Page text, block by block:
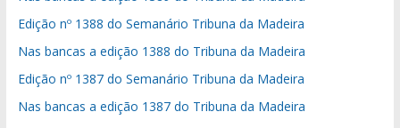
Edição nº 1388 do Semanário Tribuna da Madeira
Nas bancas a edição 1388 do Tribuna da Madeira
Edição nº 1387 do Semanário Tribuna da Madeira
Nas bancas a edição 1387 do Tribuna da Madeira